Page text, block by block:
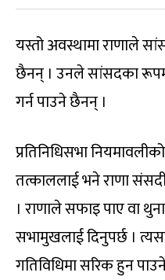
यस्तो अवस्थामा राणाले
छैनन् । उनले सांसदका रूपमा
गर्न पाउने छैनन् ।
प्रतिनिधिसभा
तत्काललाई भने राणा
। राणाले सफाइ पाए वा
सभामुखलाई दिनुपर्छ ।
गतिविधिमा सरिक हुन